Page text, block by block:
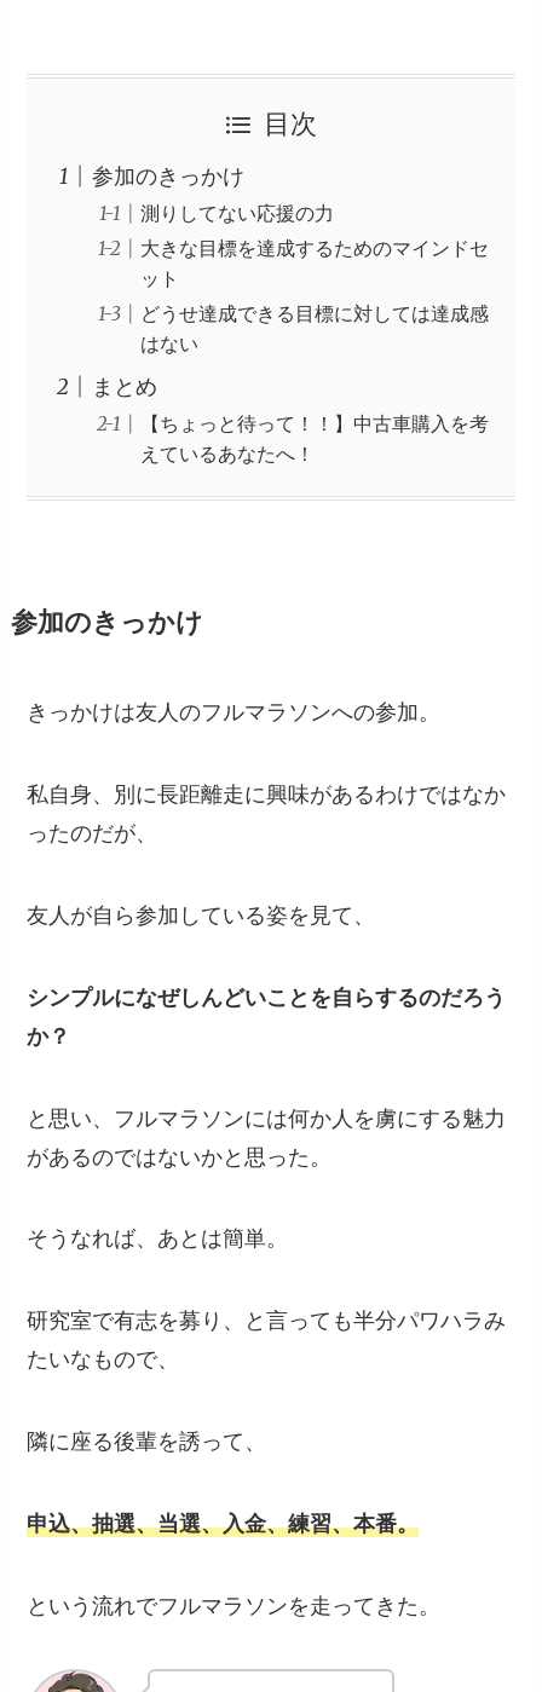
目次
参加のきっかけ
測りしてない応援の力
大きな目標を達成するためのマインドセ
ット
どうせ達成できる目標に対しては達成感
はない
まとめ
【ちょっと待って！！】中古車購入を考
えているあなたへ！
参加のきっかけ
きっかけは友人のフルマラソンへの参加。
私自身、別に長距離走に興味があるわけではなか
ったのだが、
友人が自ら参加している姿を見て、
シンプルになぜしんどいことを自らするのだろう
か？
と思い、フルマラソンには何か人を虜にする魅力
があるのではないかと思った。
そうなれば、あとは簡単。
研究室で有志を募り、と言っても半分パワハラみ
たいなもので、
隣に座る後輩を誘って、
申込、抽選、当選、入金、練習、本番。
という流れでフルマラソンを走ってきた。